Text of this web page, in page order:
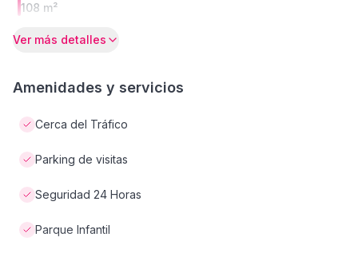
108 m²
Ver más detalles
Amenidades y servicios
Cerca del Tráfico
Parking de visitas
Seguridad 24 Horas
Parque Infantil